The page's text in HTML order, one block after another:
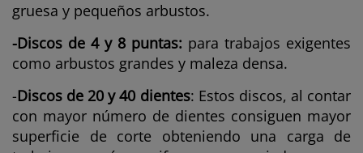
gruesa y pequeños arbustos.
-Discos de 4 y 8 puntas: para trabajos exigentes
como arbustos grandes y maleza densa.
-Discos de 20 y 40 dientes: Estos discos, al contar
con mayor número de dientes consiguen mayor
superficie de corte obteniendo una carga de